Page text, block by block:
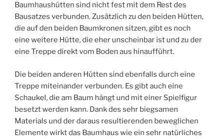
Baumhaushütten sind nicht fest mit dem Rest des
Bausatzes verbunden. Zusätzlich zu den beiden Hütten,
die auf den beiden Baumkronen sitzen, gibt es noch
eine weitere Hütte, die eher unscheinbar ist und zu der
eine Treppe direkt vom Boden aus hinaufführt.
Die beiden anderen Hütten sind ebenfalls durch eine
Treppe miteinander verbunden. Es gibt auch eine
Schaukel, die am Baum hängt und mit einer Spielfigur
besetzt werden kann. Dank des sehr biegsamen
Materials und der daraus resultierenden beweglichen
Elemente wirkt das Baumhaus wie ein sehr natürliches